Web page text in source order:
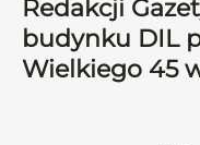
Redakcji
budynku DIL
Wielkiego 45